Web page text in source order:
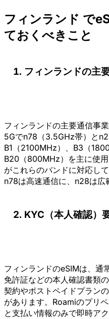
フィンランド で
ておくべきこと
フィンランドの主
フィンランドの主要通信事
5Gでn78（3.5GHz帯）と
B1（2100MHz）、B3（
B20（800MHz）を主に使
がこれらのバンドに対応し
n78は高速通信に、n28は広
KYC（本人確認）
フィンランドのeSIMは、通
免許証などの本人確認書類
契約やポストペイドプラン
があります。Roamiのプリ
と支払い情報のみで即時ア